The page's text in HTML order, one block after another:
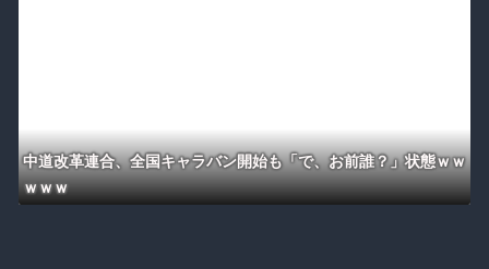
中道改革連合、全国キャラバン開始も「で、お前誰？」状態ｗｗ
ｗｗｗ